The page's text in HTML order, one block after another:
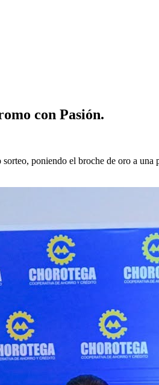
con Pasión.
poniendo el broche de oro a